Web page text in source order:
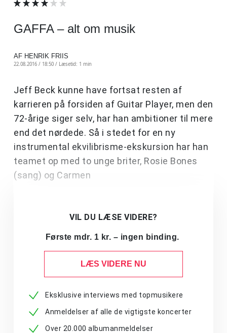
GAFFA – alt om musik
AF HENRIK FRIIS
22.08.2016 / 18:50 / Læsetid: 1 min
Jeff Beck kunne have fortsat resten af
karrieren på forsiden af Guitar Player, men den
72-årige siger selv, har han ambitioner til mere
end det nørdede. Så i stedet for en ny
instrumental ekvilibrisme-ekskursion har han
teamet op med to unge briter, Rosie Bones
(sang) og Carmen
VIL DU LÆSE VIDERE?
Første mdr. 1 kr. – ingen binding.
LÆS VIDERE NU
Eksklusive interviews med topmusikere
Anmeldelser af alle de vigtigste koncerter
Over 20.000 albumanmeldelser